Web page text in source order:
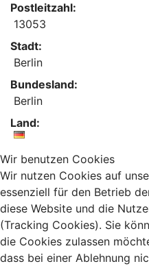
Postleitzahl:
13053
Stadt:
Berlin
Bundesland:
Berlin
Land:
Wir benutzen Cookies
Wir nutzen Cookies auf
essenziell für den Betrieb
diese Website und die
(Tracking Cookies). Sie
die Cookies zulassen
dass bei einer Ablehnung